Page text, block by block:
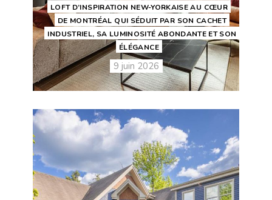
LOFT D’INSPIRATION NEW-YORKAISE AU CŒUR
DE MONTRÉAL QUI SÉDUIT PAR SON CACHET
INDUSTRIEL, SA LUMINOSITÉ ABONDANTE ET SON
ÉLÉGANCE
9 juin 2026